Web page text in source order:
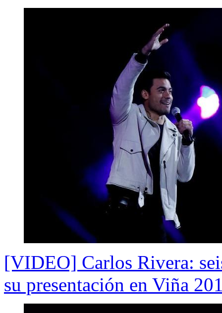
[VIDEO] Carlos Rivera:
su presentación en Viña